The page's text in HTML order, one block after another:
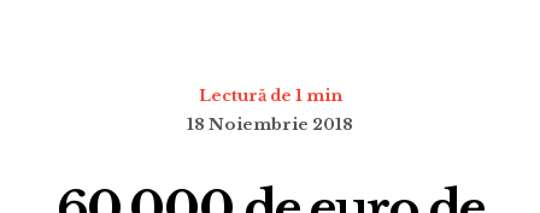
Lectură de 1 min
18 Noiembrie 2018